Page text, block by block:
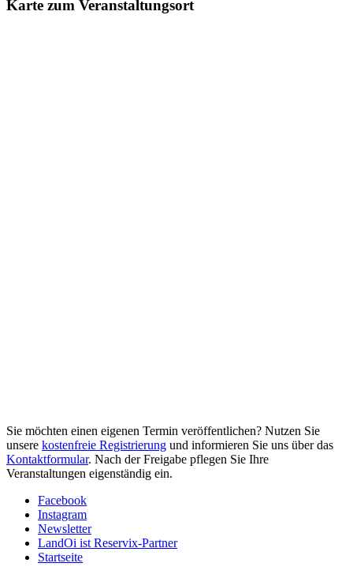
Karte zum Veranstaltungsort
Sie möchten einen eigenen Termin veröffentlichen? Nutzen Sie
unsere kostenfreie Registrierung und informieren Sie uns über das
Kontaktformular. Nach der Freigabe pflegen Sie Ihre
Veranstaltungen eigenständig ein.
Facebook
Instagram
Newsletter
LandOi ist Reservix-Partner
Startseite